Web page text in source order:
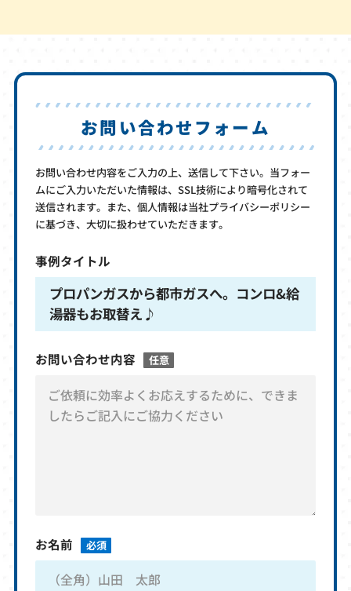
お問い合わせフォーム
お問い合わせ内容をご入力の上、送信して下さい。当フォー
ムにご入力いただいた情報は、SSL技術により暗号化されて
送信されます。また、個人情報は当社プライバシーポリシー
に基づき、大切に扱わせていただきます。
事例タイトル
プロパンガスから都市ガスへ。コンロ&給
湯器もお取替え♪
お問い合わせ内容 任意
お名前 必須